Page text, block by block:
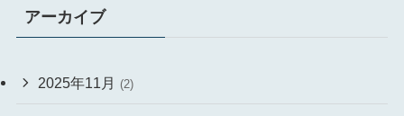
アーカイブ
2025年11月 (2)